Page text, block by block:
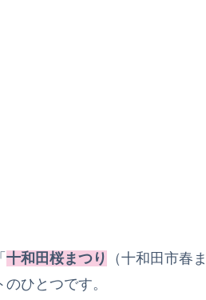
十和田桜まつり
（十和田市春
ひとつです。